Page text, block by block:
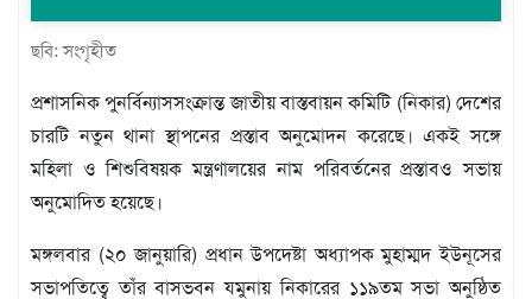
ভিডিও
তথ্য
প্রযুক্তি
মতামত
শিল্প
আইন
ছবি: সংগৃহীত
প্রশাসনিক পুনর্বিন্যাসসংক্রান্ত জাতীয় বাস্তবায়ন কমিটি (নিকার) দেশের
চারটি নতুন থানা স্থাপনের প্রস্তাব অনুমোদন করেছে। একই সঙ্গে
মহিলা ও শিশুবিষয়ক মন্ত্রণালয়ের নাম পরিবর্তনের প্রস্তাবও সভায়
অনুমোদিত হয়েছে।
মঙ্গলবার (২০ জানুয়ারি) প্রধান উপদেষ্টা অধ্যাপক মুহাম্মদ ইউনূসের
সভাপতিত্বে তাঁর বাসভবন যমুনায় নিকারের ১১৯তম সভা অনুষ্ঠিত